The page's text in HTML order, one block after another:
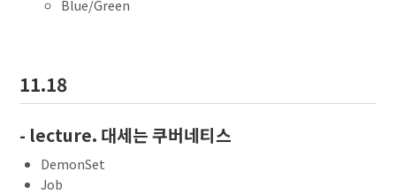
Blue/Green
11.18
- lecture. 대세는 쿠버네티스
DemonSet
Job